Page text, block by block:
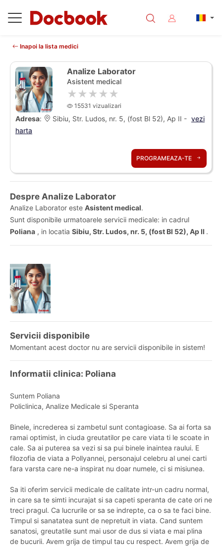
Inapoi la lista medici
Analize Laborator
Asistent medical
★★★★★
15531 vizualizari
Adresa: Sibiu, Str. Ludos, nr. 5, (fost Bl 52), Ap II - vezi
harta
PROGRAMEAZA-TE
Despre Analize Laborator
Analize Laborator este Asistent medical.
Sunt disponibile urmatoarele servicii medicale: in cadrul
Poliana , in locatia Sibiu, Str. Ludos, nr. 5, (fost Bl 52), Ap II .
Servicii disponibile
Momentant acest doctor nu are servicii disponibile in sistem!
Informatii clinica: Poliana
Suntem Poliana
Policlinica, Analize Medicale si Speranta
Binele, increderea si zambetul sunt contagioase. Sa ai forta sa
ramai optimist, in ciuda greutatilor pe care viata ti le scoate in
cale. Sa ai puterea sa vezi si sa pui binele inaintea raului. E
filozofia de viata a Pollyannei, personajul celebru al unei carti
fara varsta care ne-a inspirat nu doar numele, ci si misiunea.
Sa iti oferim servicii medicale de calitate intr-un cadru normal,
in care sa te simti incurajat si sa capeti speranta de cate ori ne
treci pragul. Ca lucrurile or sa se indrepte, ca o sa te faci bine.
Timpul si sanatatea sunt de nepretuit in viata. Cand suntem
sanatosi, greutatile sunt mai usor de dus si viata e mai plina
de bucurii. Avem grija de timpul tau cu respect. Avem grija de